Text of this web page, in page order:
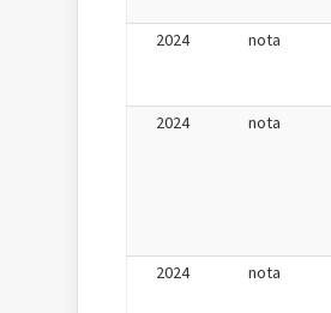
2024 nota
2024 nota
2024 nota